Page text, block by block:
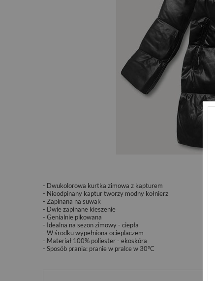
- Dwukolorowa kurtka zimowa z kapturem
- Nieodpinany kaptur tworzy modny kołnierz
- Zapinana na suwak
- Dwie zapinane kieszenie
- Genialnie pikowana
- Idealna na sezon zimowy - ciepła
- W środku wypełniona ocieplaczem
- Materiał 100% poliester - ekoskóra
- Sposób prania: pranie w pralce w 30°C